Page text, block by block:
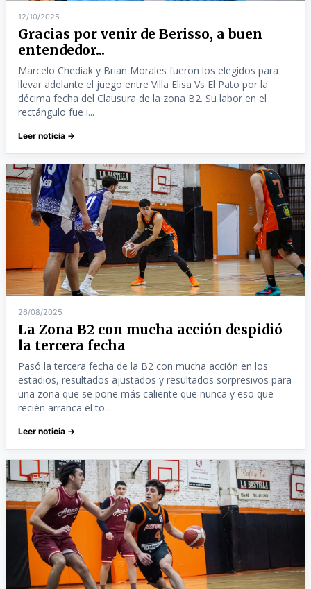
12/10/2025
Gracias por venir de Berisso, a buen
entendedor...
Marcelo Chediak y Brian Morales fueron los elegidos para
llevar adelante el juego entre Villa Elisa Vs El Pato por la
décima fecha del Clausura de la zona B2. Su labor en el
rectángulo fue i...
Leer noticia →
26/08/2025
La Zona B2 con mucha acción despidió
la tercera fecha
Pasó la tercera fecha de la B2 con mucha acción en los
estadios, resultados ajustados y resultados sorpresivos para
una zona que se pone más caliente que nunca y eso que
recién arranca el to...
Leer noticia →